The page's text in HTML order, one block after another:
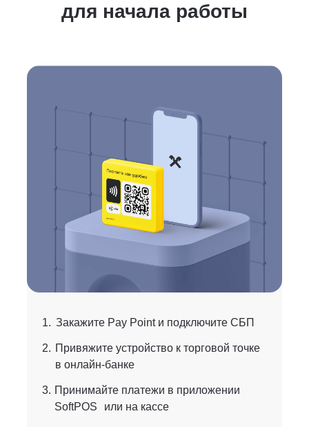
2. Привяжите устройство к торговой точке
в онлайн-банке
3. Принимайте платежи в приложении
SoftPOS или на кассе
1. Закажите Pay Point и подключите СБП
для начала работы